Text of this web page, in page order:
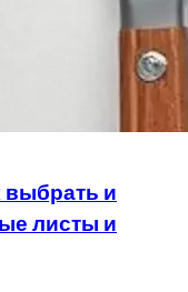
выбрать и
листы и